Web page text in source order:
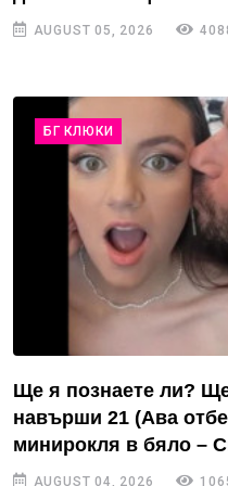
AUGUST 05, 2026
БГ КЛЮКИ
Ще я познаете ли?
навърши 21 (Ава
минирокля в бяло –
AUGUST 04, 2026